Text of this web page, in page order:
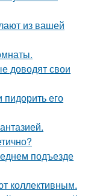
из вашей
доводят свои
его
подъезде
коллективным.